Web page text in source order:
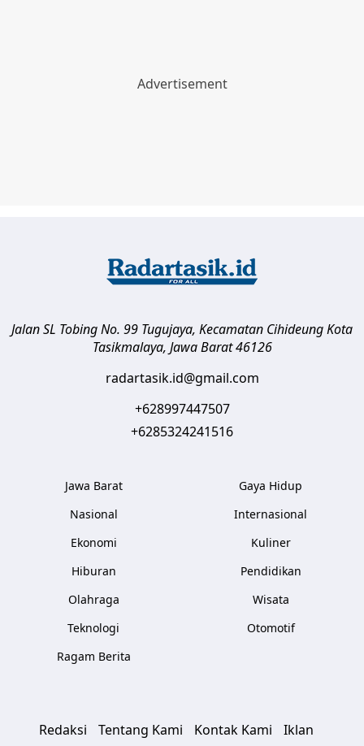
Jalan SL Tobing No. 99 Tugujaya, Kecamatan CihideungKota
Tasikmalaya, Jawa Barat 46126
radartasik.id@gmail.com
+628997447507
+6285324241516
Jawa Barat
Nasional
Ekonomi
Hiburan
Olahraga
Teknologi
Ragam Berita
Gaya Hidup
Internasional
Kuliner
Pendidikan
Wisata
Otomotif
Redaksi Tentang Kami Kontak Kami Iklan